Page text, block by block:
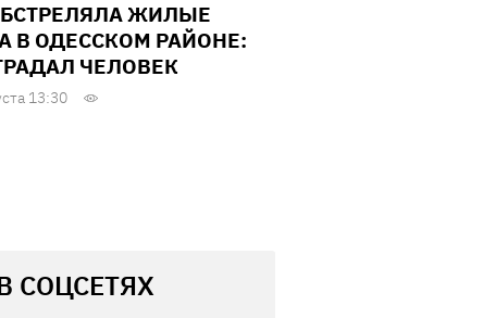
ЖИЛЫЕ
В ОДЕССКОМ РАЙОНЕ:
ЧЕЛОВЕК
13:30
СОЦСЕТЯХ